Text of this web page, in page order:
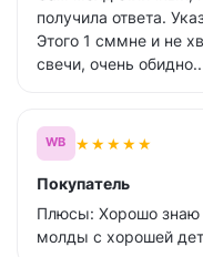
получила ответа.
Этого 1 сммне и не
свечи, очень обидно..
WB ★★★★★
Покупатель
Плюсы: Хорошо знаю
молды с хорошей